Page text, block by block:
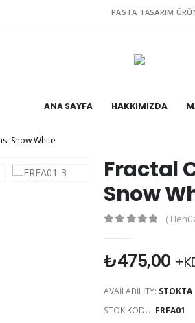
PASTA TASARIM
ANA SAYFA HAKKIMIZDA
Snow White
Fractal
Snow
(
₺475,00
AVAILABILITY: STOKTA
STOK KODU: FRFA01